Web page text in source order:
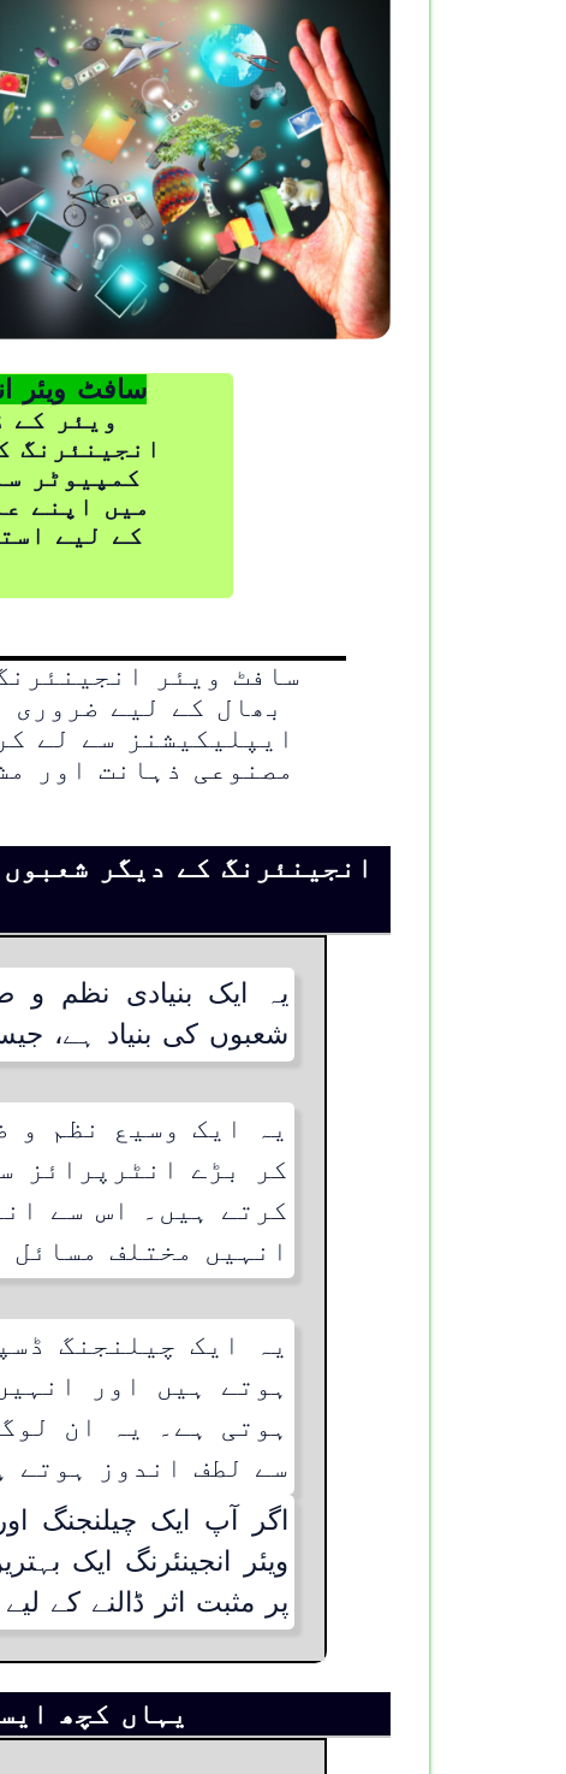
سافٹ ویئر
ویئر کے
انجینئرنگ
کمپیوٹر
میں اپنے
کے لیے
سافٹ ویئر
بھال کے لیے
ایپلیکیشنز سے لے
مصنوعی ذہانت اور
انجینئرنگ کے دیگر
یہ ایک بنیادی نظم و
شعبوں کی بنیاد ہے،
یہ ایک وسیع نظم و
کر بڑے انٹرپرائز
کرتے ہیں۔ اس سے
انہیں مختلف مسائل
یہ ایک چیلنجنگ
ہوتے ہیں اور
ہوتی ہے۔ یہ ان
سے لطف اندوز ہوتے
اگر آپ ایک چیلنجنگ
ویئر انجینئرنگ ایک
پر مثبت اثر ڈالنے کے
یہاں کچھ